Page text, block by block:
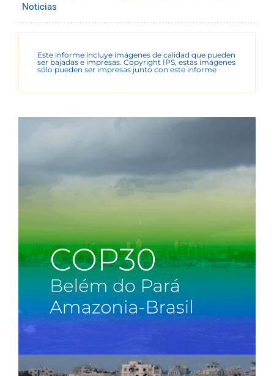
Noticias
Este informe incluye imágenes de calidad que pueden
ser bajadas e impresas. Copyright IPS, estas imágenes
sólo pueden ser impresas junto con este informe